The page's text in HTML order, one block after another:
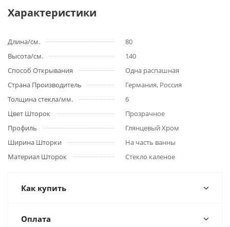
Характеристики
Длина/см.
80
Высота/см.
140
Способ Открывания
Одна распашная
Страна Производитель
Германия, Россия
Толщина стекла/мм.
6
Цвет Шторок
Прозрачное
Профиль
Глянцевый Хром
Ширина Шторки
На часть ванны
Материал Шторок
Стекло каленое
Как купить
Оплата